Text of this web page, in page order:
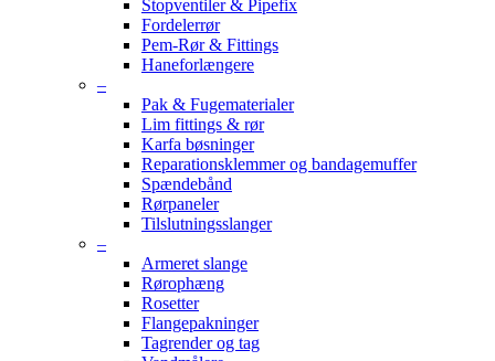
Stopventiler & Pipefix
Fordelerrør
Pem-Rør & Fittings
Haneforlængere
–
Pak & Fugematerialer
Lim fittings & rør
Karfa bøsninger
Reparationsklemmer og bandagemuffer
Spændebånd
Rørpaneler
Tilslutningsslanger
–
Armeret slange
Rørophæng
Rosetter
Flangepakninger
Tagrender og tag